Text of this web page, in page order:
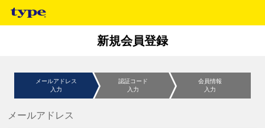
新規会員登録
メールアドレス
入力
認証コード
入力
会員情報
入力
メールアドレス